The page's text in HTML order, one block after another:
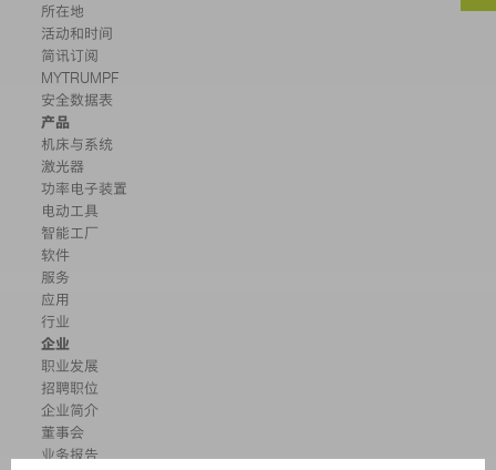
所在地
活动和时间
简讯订阅
MYTRUMPF
安全数据表
产品
机床与系统
激光器
功率电子装置
电动工具
智能工厂
软件
服务
应用
行业
企业
职业发展
招聘职位
企业简介
董事会
业务报告